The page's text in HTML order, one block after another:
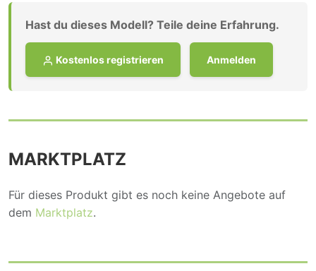
Hast du dieses Modell? Teile deine Erfahrung.
Kostenlos registrieren Anmelden
MARKTPLATZ
Für dieses Produkt gibt es noch keine Angebote auf
dem Marktplatz.